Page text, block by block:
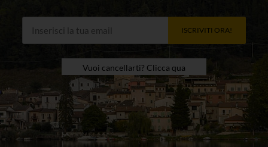
ISCRIVITI ORA!
Vuoi cancellarti? Clicca qua